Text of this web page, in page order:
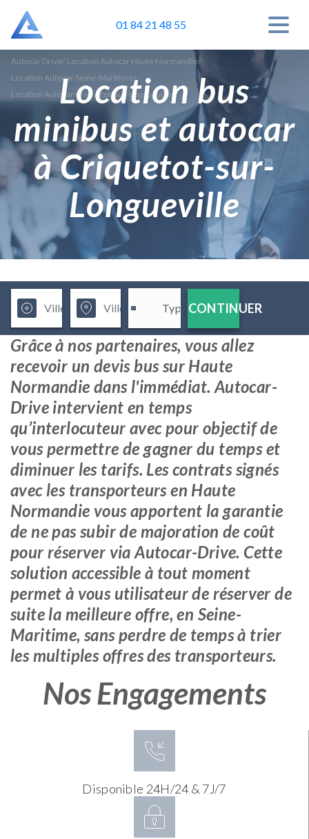
01 84 21 48 55
Autocar Drive/ Location Autocar Haute Normandie/
Location Autocar Seine-Maritime/
Location Autocar Criquetot-sur-Longueville
Location bus
minibus et autocar
à Criquetot-sur-
Longueville
CONTINUER
Grâce à nos partenaires, vous allez
recevoir un devis bus sur Haute
Normandie dans l'immédiat. Autocar-
Drive intervient en temps
qu’interlocuteur avec pour objectif de
vous permettre de gagner du temps et
diminuer les tarifs. Les contrats signés
avec les transporteurs en Haute
Normandie vous apportent la garantie
de ne pas subir de majoration de coût
pour réserver via Autocar-Drive. Cette
solution accessible à tout moment
permet à vous utilisateur de réserver de
suite la meilleure offre, en Seine-
Maritime, sans perdre de temps à trier
les multiples offres des transporteurs.
Nos Engagements
Disponible 24H/24 & 7J/7